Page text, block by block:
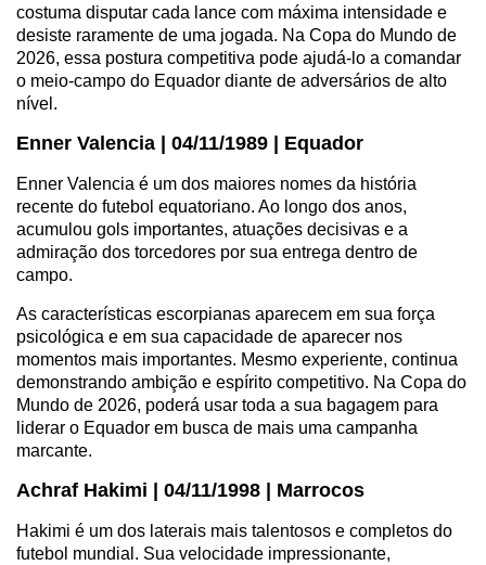
costuma disputar cada lance com máxima intensidade e
desiste raramente de uma jogada. Na Copa do Mundo de
2026, essa postura competitiva pode ajudá-lo a comandar
o meio-campo do Equador diante de adversários de alto
nível.
Enner Valencia | 04/11/1989 | Equador
Enner Valencia é um dos maiores nomes da história
recente do futebol equatoriano. Ao longo dos anos,
acumulou gols importantes, atuações decisivas e a
admiração dos torcedores por sua entrega dentro de
campo.
As características escorpianas aparecem em sua força
psicológica e em sua capacidade de aparecer nos
momentos mais importantes. Mesmo experiente, continua
demonstrando ambição e espírito competitivo. Na Copa do
Mundo de 2026, poderá usar toda a sua bagagem para
liderar o Equador em busca de mais uma campanha
marcante.
Achraf Hakimi | 04/11/1998 | Marrocos
Hakimi é um dos laterais mais talentosos e completos do
futebol mundial. Sua velocidade impressionante,